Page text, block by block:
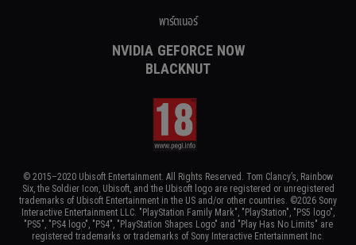
พาร์ตเนอร์
NVIDIA GEFORCE NOW
BLACKNUT
© 2015–2020 Ubisoft Entertainment. All Rights Reserved. Tom Clancy’s, Rainbow
Six, the Soldier Icon, Ubisoft, and the Ubisoft logo are registered or unregistered
trademarks of Ubisoft Entertainment in the US and/or other countries. ©2026 Sony
Interactive Entertainment LLC. "PlayStation Family Mark", "PlayStation", "PS5 logo",
"PS5", "PS4 logo", "PS4", "PlayStation Shapes Logo" and "Play Has No Limits" are
registered trademarks or trademarks of Sony Interactive Entertainment Inc.